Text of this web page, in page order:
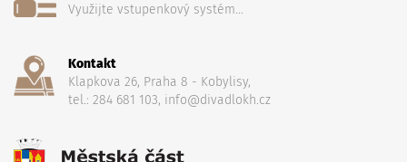
Využijte vstupenkový systém...
Kontakt
Klapkova 26, Praha 8 - Kobylisy,
tel.: 284 681 103, info@divadlokh.cz